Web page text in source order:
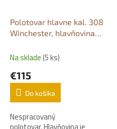
Polotovar hlavne kal. 308
Winchester, hlavňovina
Na sklade(5 ks)
€115
Do košíka
Nespracovaný